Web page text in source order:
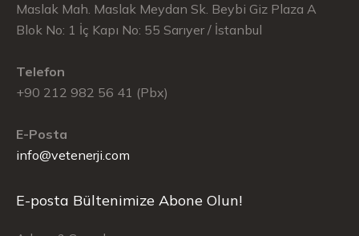
Maslak Mah. Maslak Meydan Sk. Beybi Giz Plaza A
Blok No: 1 İç Kapı No: 55 Sarıyer / İstanbul
Telefon
+90 212 982 56 41 (Pbx)
E-Posta
info@vetenerji.com
E-posta Bültenimize Abone Olun!